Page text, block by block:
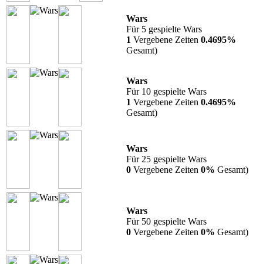
Wars
Für 5 gespielte Wars
1 Vergebene Zeiten 0.4695%
Gesamt)
Wars
Für 10 gespielte Wars
1 Vergebene Zeiten 0.4695%
Gesamt)
Wars
Für 25 gespielte Wars
0 Vergebene Zeiten 0% Gesamt)
Wars
Für 50 gespielte Wars
0 Vergebene Zeiten 0% Gesamt)